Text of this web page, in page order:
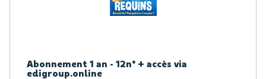
Abonnement 1 an - 12n° + accès via
edigroup.online